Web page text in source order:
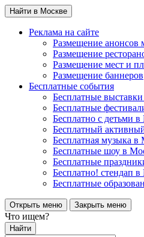
Найти в Москве
Реклама на сайте
Размещение анонсов
Размещение
Размещение мест и
Размещение баннеров
Бесплатные события
Бесплатные
Бесплатные
Бесплатно с детьми
Бесплатный
Бесплатная музыка в
Бесплатные шоу в
Бесплатные
Бесплатно! стендап
Бесплатные
Открыть меню Закрыть меню
Что ищем?
Найти